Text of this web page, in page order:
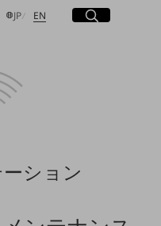
ステムです。
JP日本語
EN Englishサイト内検索
開く
ション